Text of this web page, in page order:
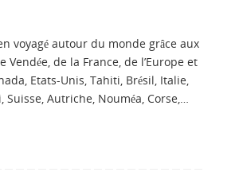
voyagé autour du monde grâce aux
de la France, de l’Europe et
Etats-Unis, Tahiti, Brésil, Italie,
Suisse, Autriche, Nouméa, Corse,…